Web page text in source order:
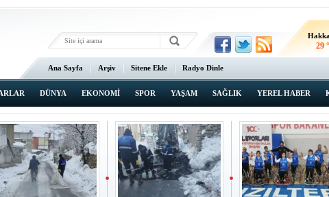
29
Ana Sayfa Arşiv Sitene Ekle Radyo Dinle
DÜNYA EKONOMİ SPOR YAŞAM SAĞLIK YEREL HABER